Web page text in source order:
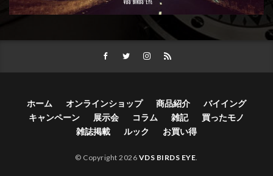
ホーム オンラインショップ 商品紹介
バイイング
キャンペーン
展示会 コラム 雑記
買ったモノ
雑誌掲載
ルック お買い得
© Copyright 2026 VDS BIRDS EYE